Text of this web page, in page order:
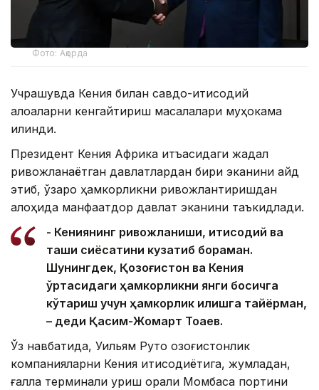
Фото: Ақорда
Учрашувда Кения билан савдо-иқтисодий
алоқаларни кенгайтириш масалалари муҳокама
қилинди.
Президент Кения Африка қитъасидаги жадал
ривожланаётган давлатлардан бири эканини қайд
этиб, ўзаро ҳамкорликни ривожлантиришдан
алоҳида манфаатдор давлат эканини таъкидлади.
- Кениянинг ривожланиши, иқтисодий ва
ташқи сиёсатини кузатиб бораман.
Шунингдек, Қозоғистон ва Кения
ўртасидаги ҳамкорликни янги босқичга
кўтариш учун ҳамкорлик қилишга тайёрман,
– деди Қасим-Жомарт Тоқаев.
Ўз навбатида, Уильям Руто қозоғистонлик
компанияларни Кения иқтисодиётига, жумладан,
ғалла терминали қуриш орқали Момбаса портини